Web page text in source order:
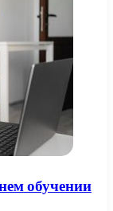
обучении